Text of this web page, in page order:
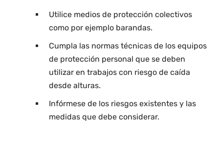
Utilice medios de protección colectivos
como por ejemplo barandas.
Cumpla las normas técnicas de los equipos
de protección personal que se deben
utilizar en trabajos con riesgo de caída
desde alturas.
Infórmese de los riesgos existentes y las
medidas que debe considerar.